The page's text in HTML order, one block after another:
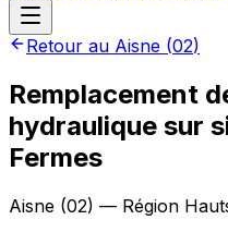
Retour au Aisne (02)
Remplacement
hydraulique sur
Fermes
Aisne (02) — Région